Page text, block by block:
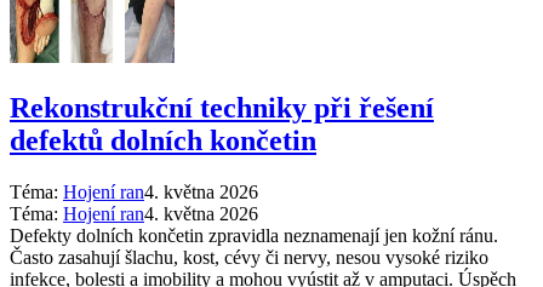
Rekonstrukční techniky při řešení
defektů dolních končetin
Téma: Hojení ran4. května 2026
Téma: Hojení ran4. května 2026
Defekty dolních končetin zpravidla neznamenají jen kožní ránu.
Často zasahují šlachu, kost, cévy či nervy, nesou vysoké riziko
infekce, bolesti a imobility a mohou vyústit až v amputaci. Úspěch